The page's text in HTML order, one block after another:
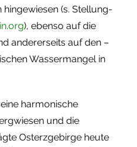
(s. Stellung-
), ebenso auf die
andererseits auf den –
Wassermangel in
harmonische
und die
Osterzgebirge heute